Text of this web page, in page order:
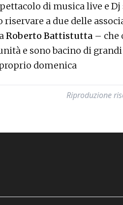
di musica live e Dj
a due delle
Roberto Battistutta – che
e sono bacino di
domenica
Riproduzione